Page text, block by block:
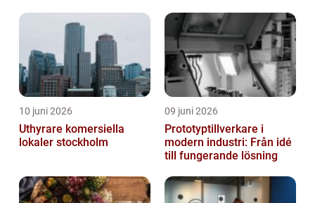
10 juni 2026
Uthyrare komersiella
lokaler stockholm
09 juni 2026
Prototyptillverkare i
modern industri: Från idé
till fungerande lösning